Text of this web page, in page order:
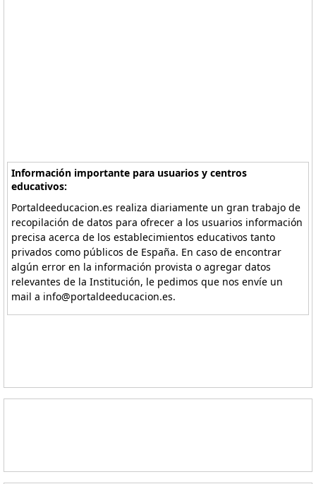
Información importante para usuarios y centros
educativos:
Portaldeeducacion.es realiza diariamente un gran trabajo de
recopilación de datos para ofrecer a los usuarios información
precisa acerca de los establecimientos educativos tanto
privados como públicos de España. En caso de encontrar
algún error en la información provista o agregar datos
relevantes de la Institución, le pedimos que nos envíe un
mail a info@portaldeeducacion.es.